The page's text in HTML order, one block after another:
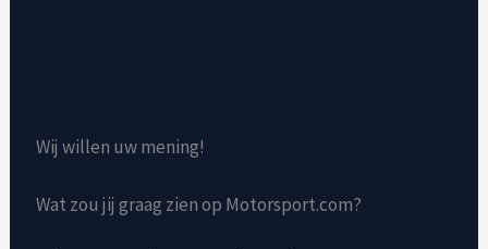
Wij willen uw mening!
Wat zou jij graag zien op Motorsport.com?